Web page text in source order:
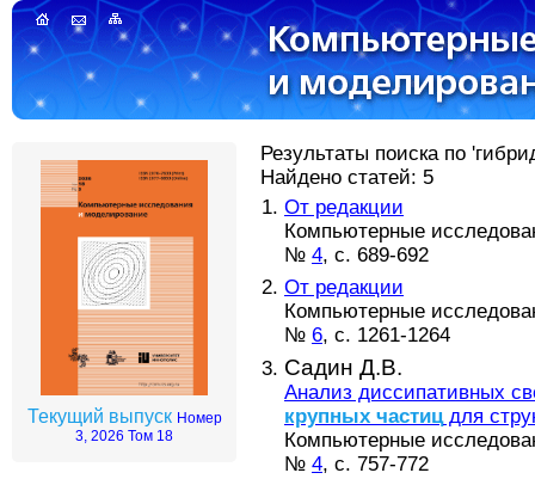
Текущий выпуск Номер
3, 2026 Том 18
Результаты поиска по
Найдено статей: 5
От редакции
Компьютерные
№ 4, с. 689-692
От редакции
Компьютерные
№ 6, с. 1261-1264
Садин Д.В.
Анализ диссипативных
крупных частицдля
Компьютерные
№ 4, с. 757-772